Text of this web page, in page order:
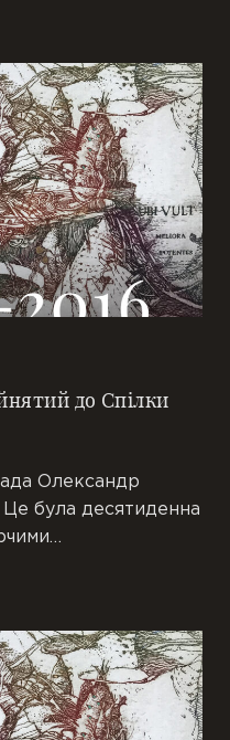
до Спілки
Олександр
Це була десятиденна